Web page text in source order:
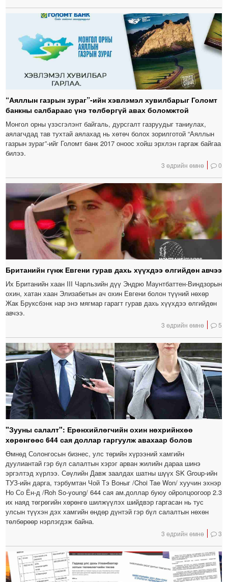
“Аяллын газрын зураг”-ийн хэвлэмэл хувилбарыг Голомт
банкны салбараас үнэ төлбөргүй авах боломжтой
Монгол орны үзэсгэлэнт байгаль, дурсгалт газруудыг таниулах,
аялагчдад тав тухтай аялахад нь хөтөч болох зорилготой “Аяллын
газрын зураг”-ийг Голомт банк 2017 оноос хойш эрхлэн гаргаж байгаа
билээ.
3 өдрийн өмнө 0
Британийн гүнж Евгени гурав дахь хүүхдээ өлгийдөн авчээ
Их Британийн хаан III Чарльзийн дүү Эндрю Маунтбаттен-Виндзорын
охин, хатан хаан Элизабетын ач охин Евгени болон түүний нөхөр
Жак Бруксбэнк нар энэ мягмар гарагт гурав дахь хүүхдээ өлгийдөн
авчээ.
3 өдрийн өмнө 5
"Зууны салалт": Ерөнхийлөгчийн охин нөхрийнхөө
хөрөнгөөс 644 сая доллар гаргуулж авахаар болов
Өмнөд Солонгосын бизнес, улс төрийн хүрээний хамгийн
дуулиантай гэр бүл салалтын хэрэг арван жилийн дараа шинэ
эргэлтэд хүрлээ. Сөүлийн Давж заалдах шатны шүүх SK Group-ийн
ТУЗ-ийн дарга, тэрбумтан Чой Тэ Воныг /Choi Tae Won/ хуучин эхнэр
Но Со Ён-д /Roh So-young/ 644 сая ам.доллар буюу ойролцоогоор 2.3
их наяд төгрөгийн хөрөнгө шилжүүлэх шийдвэр гаргасан нь тус
улсын түүхэн дэх хамгийн өндөр дүнтэй гэр бүл салалтын нөхөн
төлбөрөөр нэрлэгдэж байна.
3 өдрийн өмнө 3